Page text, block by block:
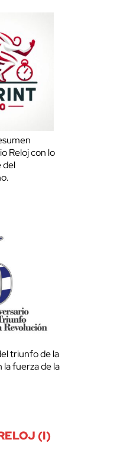
Reloj con lo
del
triunfo de la
la fuerza de la
(I)